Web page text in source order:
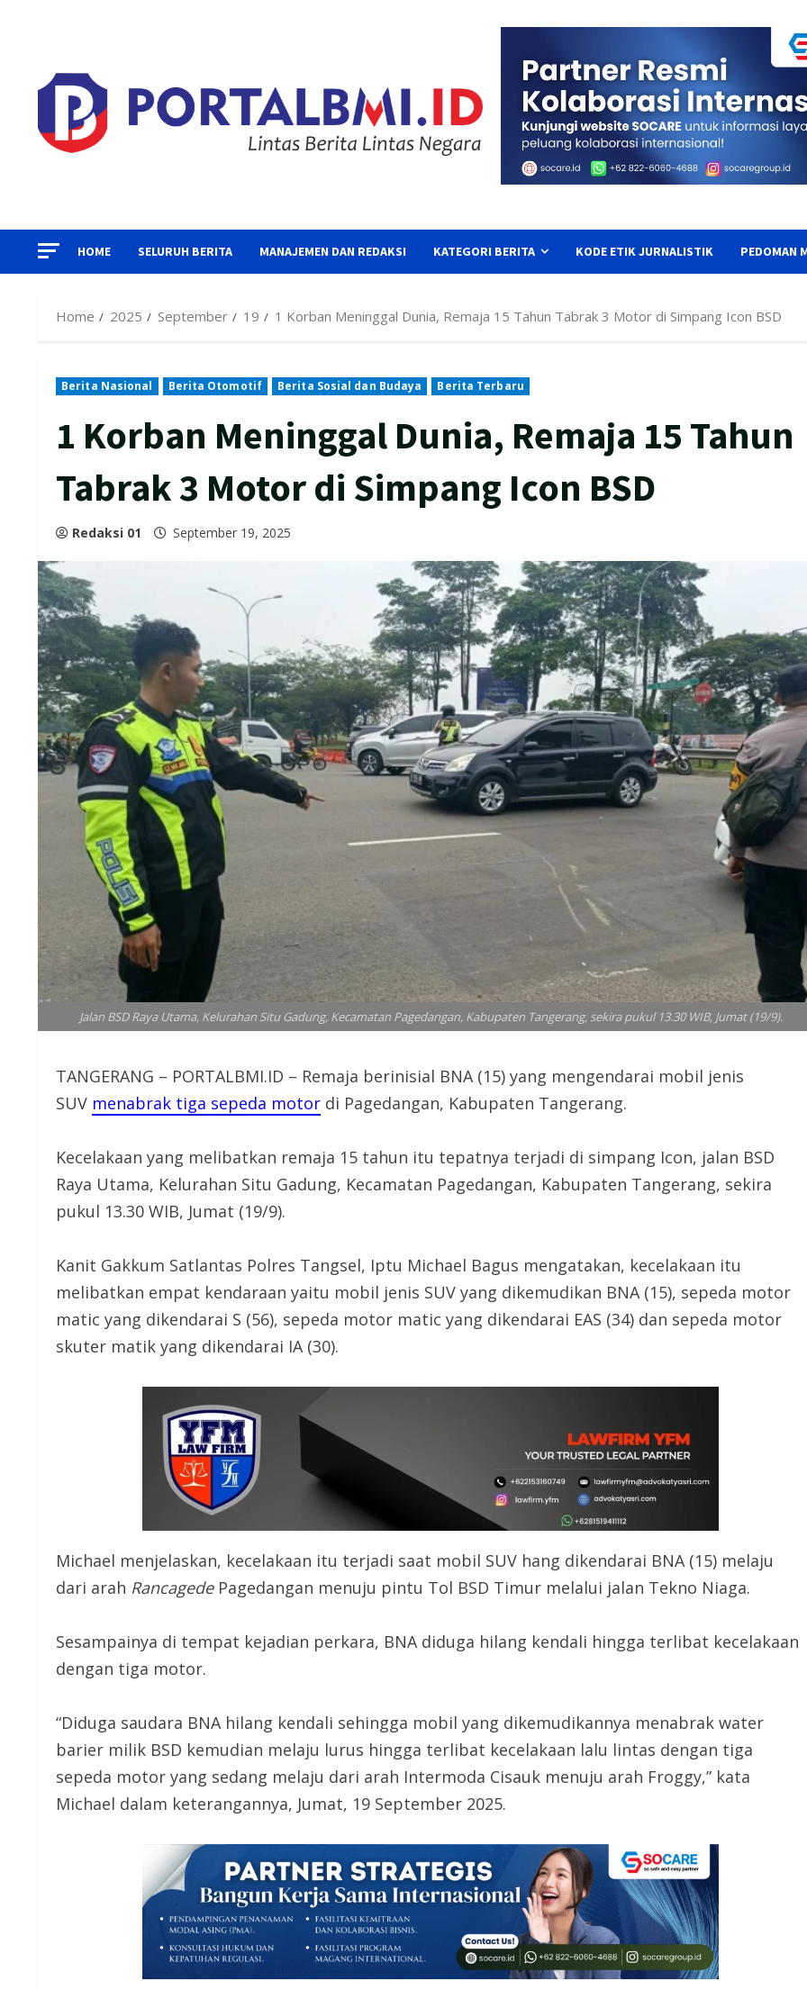
HOME SELURUH BERITA MANAJEMEN DAN REDAKSI KATEGORI BERITA KODE ETIK JURNALISTIK PEDOMAN
Home 2025 September 19 1 Korban Meninggal Dunia, Remaja 15 Tahun Tabrak 3 Motor di Simpang Icon BSD
Berita Nasional Berita Otomotif Berita Sosial dan Budaya Berita Terbaru
1 Korban Meninggal Dunia, Remaja 15 Tahun
Tabrak 3 Motor di Simpang Icon BSD
Redaksi 01 September 19, 2025
Jalan BSD Raya Utama, Kelurahan Situ Gadung, Kecamatan Pagedangan, Kabupaten Tangerang, sekira pukul 13.30 WIB, Jumat (19/9).
TANGERANG – PORTALBMI.ID – Remaja berinisial BNA (15) yang mengendarai mobil jenis
SUV menabrak tiga sepeda motor di Pagedangan, Kabupaten Tangerang.
Kecelakaan yang melibatkan remaja 15 tahun itu tepatnya terjadi di simpang Icon, jalan BSD
Raya Utama, Kelurahan Situ Gadung, Kecamatan Pagedangan, Kabupaten Tangerang, sekira
pukul 13.30 WIB, Jumat (19/9).
Kanit Gakkum Satlantas Polres Tangsel, Iptu Michael Bagus mengatakan, kecelakaan itu
melibatkan empat kendaraan yaitu mobil jenis SUV yang dikemudikan BNA (15), sepeda motor
matic yang dikendarai S (56), sepeda motor matic yang dikendarai EAS (34) dan sepeda motor
skuter matik yang dikendarai IA (30).
Michael menjelaskan, kecelakaan itu terjadi saat mobil SUV hang dikendarai BNA (15) melaju
dari arah RancagedePagedangan menuju pintu Tol BSD Timur melalui jalan Tekno Niaga.
Sesampainya di tempat kejadian perkara, BNA diduga hilang kendali hingga terlibat kecelakaan
dengan tiga motor.
“Diduga saudara BNA hilang kendali sehingga mobil yang dikemudikannya menabrak water
barier milik BSD kemudian melaju lurus hingga terlibat kecelakaan lalu lintas dengan tiga
sepeda motor yang sedang melaju dari arah Intermoda Cisauk menuju arah Froggy,” kata
Michael dalam keterangannya, Jumat, 19 September 2025.